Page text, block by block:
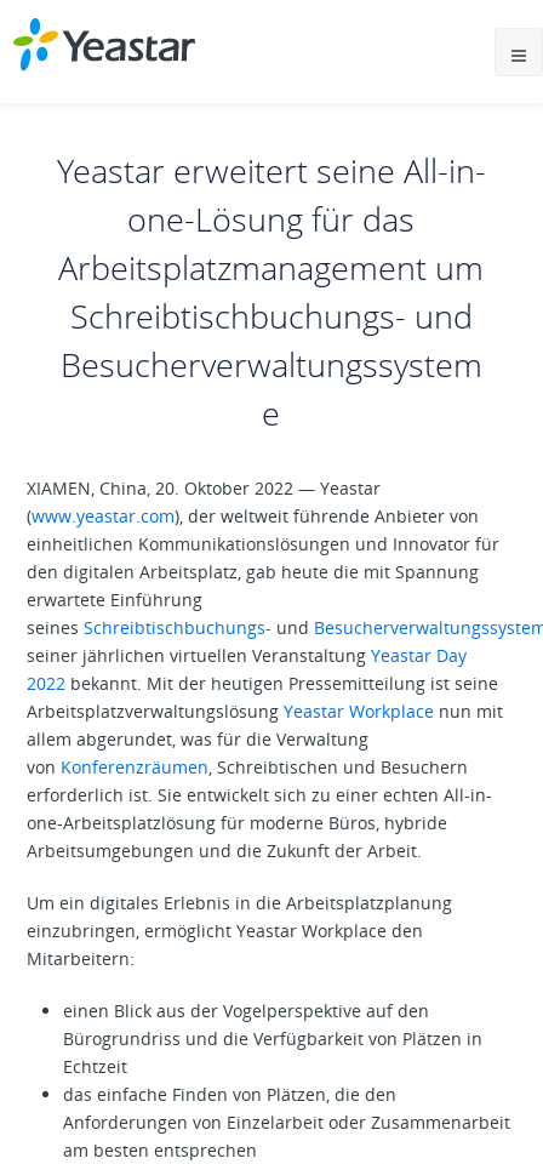
Yeastar erweitert seine All-in-
one-Lösung für das
Arbeitsplatzmanagement um
Schreibtischbuchungs- und
Besucherverwaltungssystem
e
XIAMEN, China, 20. Oktober 2022 — Yeastar
(www.yeastar.com), der weltweit führende Anbieter von
einheitlichen Kommunikationslösungen und Innovator für
den digitalen Arbeitsplatz, gab heute die mit Spannung
erwartete Einführung
seinesSchreibtischbuchungs- und
seiner jährlichen virtuellen VeranstaltungYeastar Day
2022 bekannt. Mit der heutigen Pressemitteilung ist seine
ArbeitsplatzverwaltungslösungYeastar Workplace nun mit
allem abgerundet, was für die Verwaltung
von Konferenzräumen , Schreibtischen und Besuchern
erforderlich ist. Sie entwickelt sich zu einer echten All-in-
one-Arbeitsplatzlösung für moderne Büros, hybride
Arbeitsumgebungen und die Zukunft der Arbeit.
Um ein digitales Erlebnis in die Arbeitsplatzplanung
einzubringen, ermöglicht Yeastar Workplace den
Mitarbeitern:
einen Blick aus der Vogelperspektive auf den
Bürogrundriss und die Verfügbarkeit von Plätzen in
Echtzeit
das einfache Finden von Plätzen, die den
Anforderungen von Einzelarbeit oder Zusammenarbeit
am besten entsprechen